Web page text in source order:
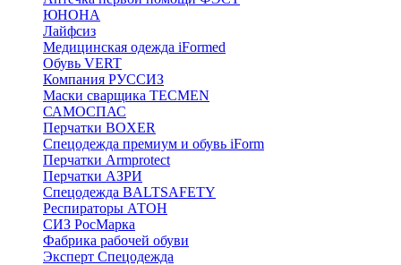
ЮНОНА
Лайфсиз
Медицинская одежда iFormed
Обувь VERT
Компания РУССИЗ
Маски сварщика TECMEN
САМОСПАС
Перчатки BOXER
Спецодежда премиум и обувь iForm
Перчатки Armprotect
Перчатки АЗРИ
Спецодежда BALTSAFETY
Респираторы АТОН
СИЗ РосМарка
Фабрика рабочей обуви
Эксперт Спецодежда